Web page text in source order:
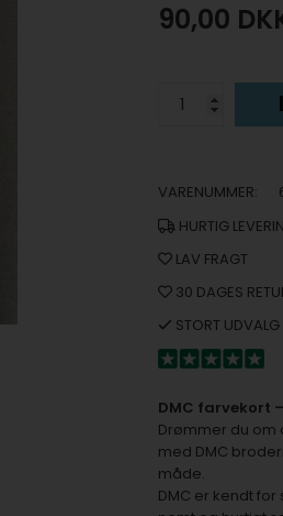
90,00
VARENUMMER:
HURTIG
LAV FRAGT
30 DAGES
STORT UDVALG
DMC farvekort
Drømmer du
med DMC
måde.
DMC er kendt